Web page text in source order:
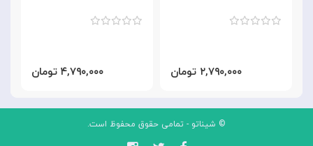
۴,۷۹۰,۰۰۰ تومان ۲,۷۹۰,۰۰۰ تومان
© شیناتو - تمامی حقوق محفوظ است.